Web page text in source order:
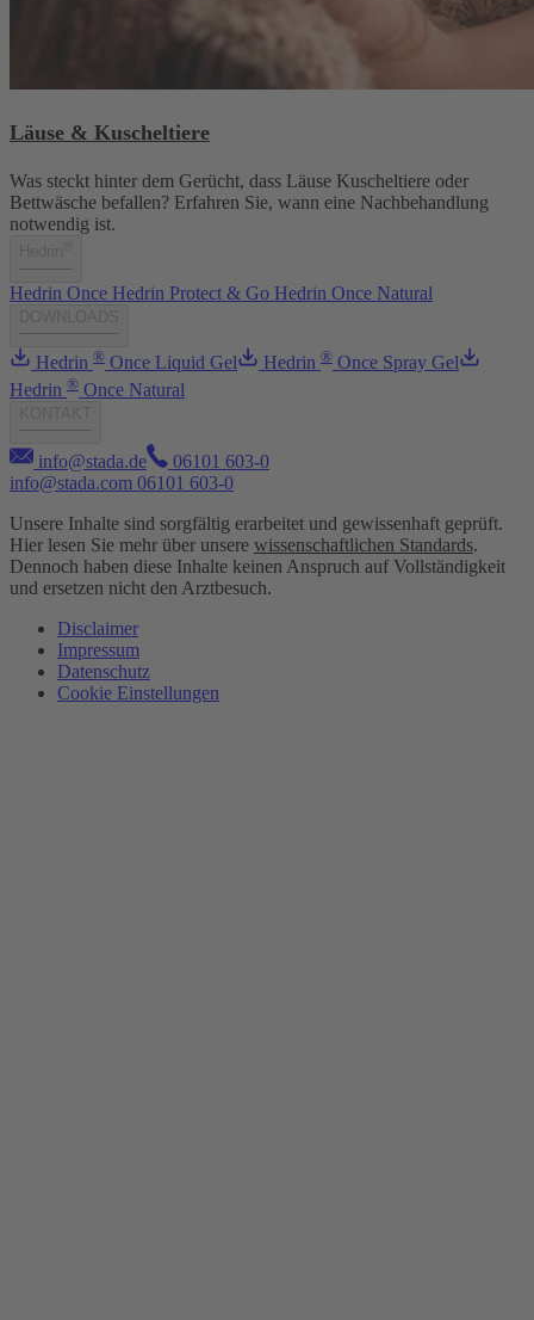
Läuse & Kuscheltiere
Was steckt hinter dem Gerücht, dass Läuse Kuscheltiere oder
Bettwäsche befallen? Erfahren Sie, wann eine Nachbehandlung
notwendig ist.
Hedrin Once Hedrin Protect & Go Hedrin Once Natural
Hedrin ® Once Liquid Gel Hedrin ® Once Spray Gel
Hedrin ® Once Natural
info@stada.de
06101 603-0
info@stada.com 06101 603-0
Unsere Inhalte sind sorgfältig erarbeitet und gewissenhaft geprüft.
Hier lesen Sie mehr über unsere wissenschaftlichen Standards.
Dennoch haben diese Inhalte keinen Anspruch auf Vollständigkeit
und ersetzen nicht den Arztbesuch.
Disclaimer
Impressum
Datenschutz
Cookie Einstellungen